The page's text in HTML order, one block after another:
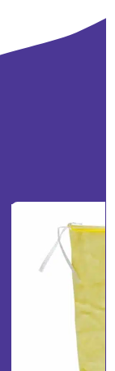
speciaalbier